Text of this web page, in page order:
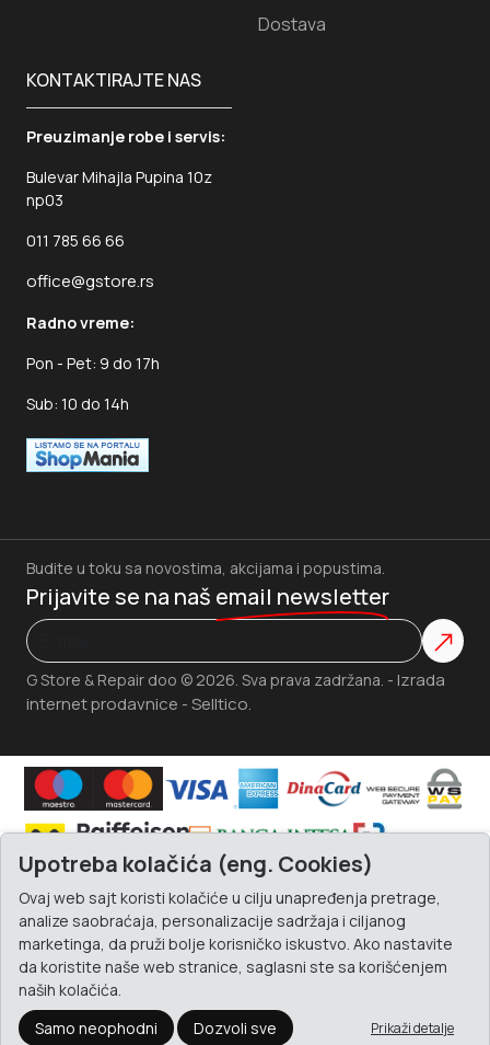
Dostava
KONTAKTIRAJTE NAS
Preuzimanje robe i servis:
Bulevar Mihajla Pupina 10z
np03
011 785 66 66
office@gstore.rs
Radno vreme:
Pon - Pet: 9 do 17h
Sub: 10 do 14h
G Store & Repair doo © 2026. Sva prava zadržana. - Izrada
internet prodavnice - Selltico.
Budite u toku sa novostima, akcijama i popustima.
Prijavite se na naš email newsletter
Upotreba kolačića (eng. Cookies)
Ovaj web sajt koristi kolačiće u cilju unapređenja pretrage,
analize saobraćaja, personalizacije sadržaja i ciljanog
marketinga, da pruži bolje korisničko iskustvo. Ako nastavite
da koristite naše web stranice, saglasni ste sa korišćenjem
naših kolačića.
Samo neophodni
Dozvoli sve Prikaži detalje